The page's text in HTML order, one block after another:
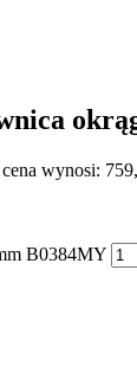
wynosi:
B0384MY